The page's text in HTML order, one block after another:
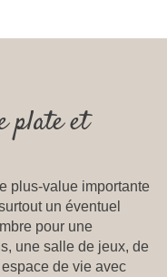
plate et
plus-value importante
un éventuel
pour une
une salle de jeux, de
de vie avec